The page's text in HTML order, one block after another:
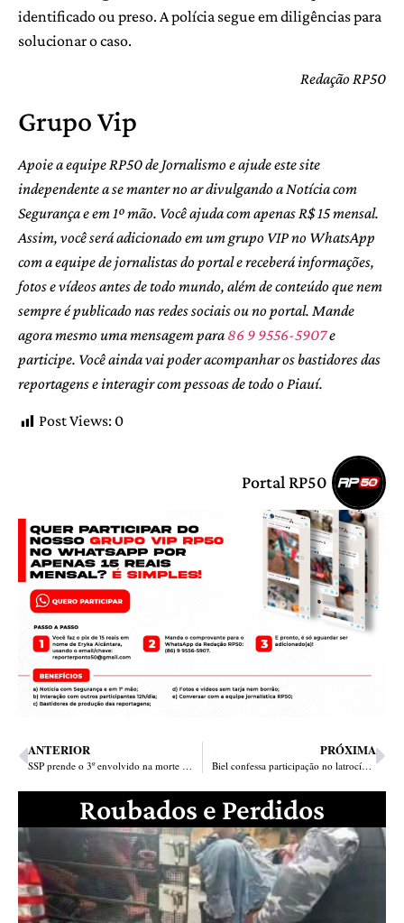
identificado ou preso. A polícia segue em diligências para
solucionar o caso.
Redação RP50
Grupo Vip
Apoie a equipe RP50 de Jornalismo e ajude este site
independente a se manter no ar divulgando a Notícia com
Segurança e em 1º mão. Você ajuda com apenas R$ 15 mensal.
Assim, você será adicionado em um grupo VIP no WhatsApp
com a equipe de jornalistas do portal e receberá informações,
fotos e vídeos antes de todo mundo, além de conteúdo que nem
sempre é publicado nas redes sociais ou no portal. Mande
agora mesmo uma mensagem para 86 9 9556-5907e
participe. Você ainda vai poder acompanhar os bastidores das
reportagens e interagir com pessoas de todo o Piauí.
Post Views: 0
Portal RP50
ANTERIOR
SSP prende o 3º envolvido na morte de Flávia, estudante de Medicina
PRÓXIMA
Biel confessa participação no latrocínio e nega ter efetuado disparo
Roubados e Perdidos